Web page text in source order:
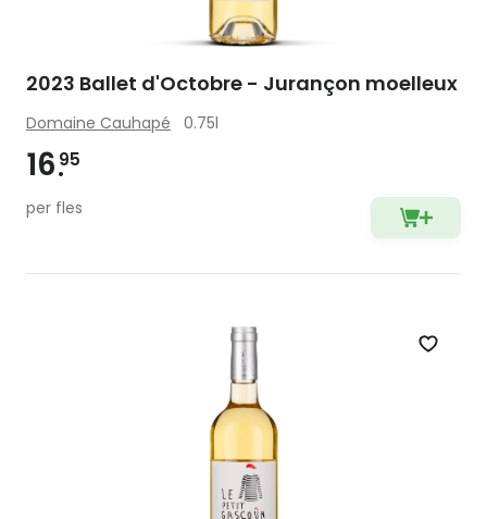
2023 Ballet d'Octobre - Jurançon moelleux
Domaine Cauhapé 0.75l
16 95
per fles
Zet